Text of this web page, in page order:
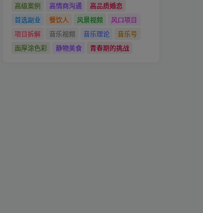
高级案例
高情商沟通
高品质婚恋
首选副业
餐饮人 风景视频
风口项目
项目拆解
音乐视频 音乐理论
音乐号
面厚涂色彩
静物美食 青春期的挑战